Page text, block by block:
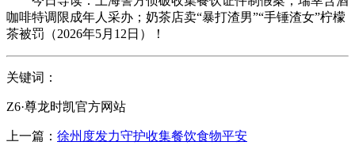
咖啡特调限成年人采办；奶茶店卖“暴打渣男”“手锤渣女”柠檬
茶被罚（2026年5月12日）！
关键词：
Z6·尊龙时凯官方网站
上一篇： 徐州度发力守护收集餐饮食物平安